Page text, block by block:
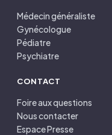
Médecin généraliste
Gynécologue
Pédiatre
Psychiatre
CONTACT
Foire aux questions
Nous contacter
Espace Presse